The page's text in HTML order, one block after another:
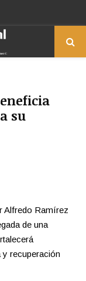
su
Alfredo Ramírez
de una
y recuperación